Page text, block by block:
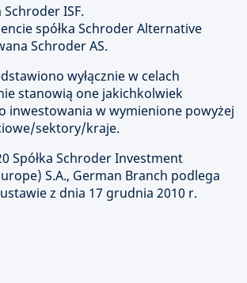
ISF.
spółka Schroder Alternative
Schroder AS.
wyłącznie w celach
stanowią one jakichkolwiek
inwestowania w wymienione powyżej
sektory/kraje.
Spółka Schroder Investment
S.A., German Branch podlega
z dnia 17 grudnia 2010 r.